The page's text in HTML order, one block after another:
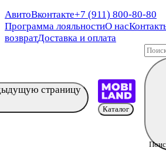
АвитоВконтакте+7 (911) 800-80-80
Программа лояльностиО нас
возвратДоставка и оплата
страницу
Каталог